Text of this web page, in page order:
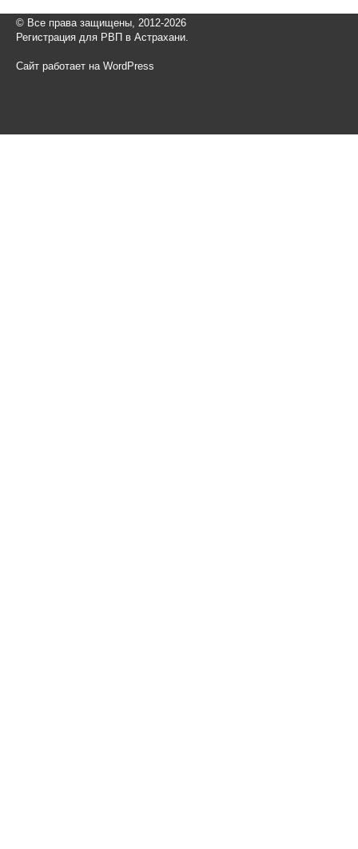
© Все права защищены, 2012-2026
Регистрация для РВП в Астрахани.
Сайт работает на WordPress